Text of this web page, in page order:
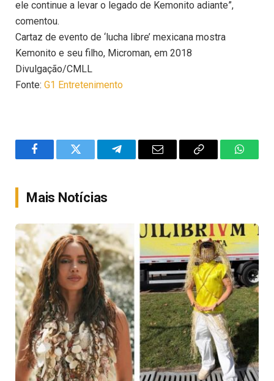
ele continue a levar o legado de Kemonito adiante”,
comentou.
Cartaz de evento de ‘lucha libre’ mexicana mostra
Kemonito e seu filho, Microman, em 2018
Divulgação/CMLL
Fonte: G1 Entretenimento
FacebookTwitter TelegramEmail
Copy
Mais Notícias